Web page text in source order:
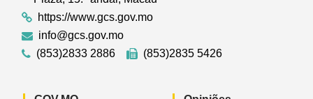
https://www.gcs.gov.mo
info@gcs.gov.mo
(853)2833 2886
(853)2835 5426